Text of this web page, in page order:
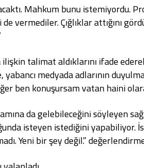
Mahkum bunu istemiyordu.
vermediler. Çığlıklar attığını
ilişkin talimat aldıklarını ifade
medyada adlarının
ben konuşursam vatan haini
da gelebileceğini söyleyen
isteyen istediğini
Yeni bir şey değil.”